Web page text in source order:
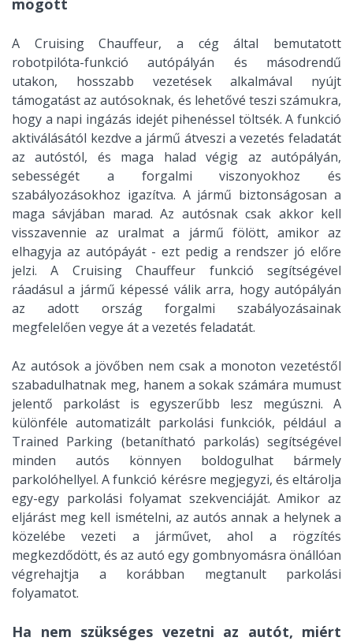
mögött
A Cruising Chauffeur, a cég által bemutatott
robotpilóta-funkció autópályán és másodrendű
utakon, hosszabb vezetések alkalmával nyújt
támogatást az autósoknak, és lehetővé teszi számukra,
hogy a napi ingázás idejét pihenéssel töltsék. A funkció
aktiválásától kezdve a jármű átveszi a vezetés feladatát
az autóstól, és maga halad végig az autópályán,
sebességét a forgalmi viszonyokhoz és
szabályozásokhoz igazítva. A jármű biztonságosan a
maga sávjában marad. Az autósnak csak akkor kell
visszavennie az uralmat a jármű fölött, amikor az
elhagyja az autópáyát - ezt pedig a rendszer jó előre
jelzi. A Cruising Chauffeur funkció segítségével
ráadásul a jármű képessé válik arra, hogy autópályán
az adott ország forgalmi szabályozásainak
megfelelően vegye át a vezetés feladatát.
Az autósok a jövőben nem csak a monoton vezetéstől
szabadulhatnak meg, hanem a sokak számára mumust
jelentő parkolást is egyszerűbb lesz megúszni. A
különféle automatizált parkolási funkciók, például a
Trained Parking (betanítható parkolás) segítségével
minden autós könnyen boldogulhat bármely
parkolóhellyel. A funkció kérésre megjegyzi, és eltárolja
egy-egy parkolási folyamat szekvenciáját. Amikor az
eljárást meg kell ismételni, az autós annak a helynek a
közelébe vezeti a járművet, ahol a rögzítés
megkezdődött, és az autó egy gombnyomásra önállóan
végrehajtja a korábban megtanult parkolási
folyamatot.
Ha nem szükséges vezetni az autót, miért